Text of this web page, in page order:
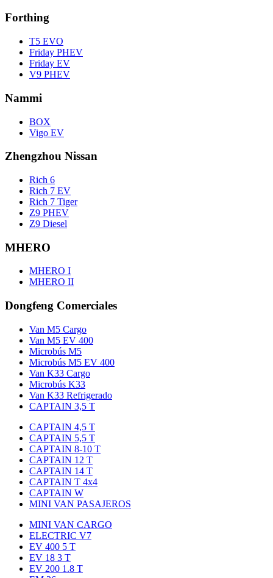
Forthing
T5 EVO
Friday PHEV
Friday EV
V9 PHEV
Nammi
BOX
Vigo EV
Zhengzhou Nissan
Rich 6
Rich 7 EV
Rich 7 Tiger
Z9 PHEV
Z9 Diesel
MHERO
MHERO I
MHERO II
Dongfeng Comerciales
Van M5 Cargo
Van M5 EV 400
Microbús M5
Microbús M5 EV 400
Van K33 Cargo
Microbús K33
Van K33 Refrigerado
CAPTAIN 3,5 T
CAPTAIN 4,5 T
CAPTAIN 5,5 T
CAPTAIN 8-10 T
CAPTAIN 12 T
CAPTAIN 14 T
CAPTAIN T 4x4
CAPTAIN W
MINI VAN PASAJEROS
MINI VAN CARGO
ELECTRIC V7
EV 400 5 T
EV 18 3 T
EV 200 1.8 T